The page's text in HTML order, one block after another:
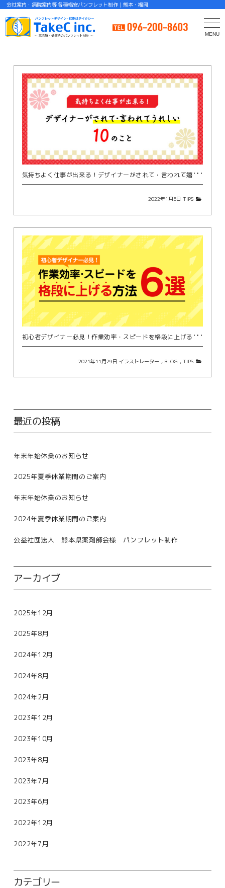
会社案内・病院案内等 各種格安パンフレット制作｜熊本・福岡
気
持ちよく仕事が出来る！デザイナーがされて・言われて嬉しい10のこと
2022年1月5日 TIPS
初
心者デザイナー必見！作業効率・スピードを格段に上げる方法６選
2021年11月29日 イラストレーター , BLOG , TIPS
最近の投稿
年末年始休業のお知らせ
2025年夏季休業期間のご案内
年末年始休業のお知らせ
2024年夏季休業期間のご案内
公益社団法人 熊本県薬剤師会様 パンフレット制作
アーカイブ
2025年12月
2025年8月
2024年12月
2024年8月
2024年2月
2023年12月
2023年10月
2023年8月
2023年7月
2023年6月
2022年12月
2022年7月
カテゴリー
MENU